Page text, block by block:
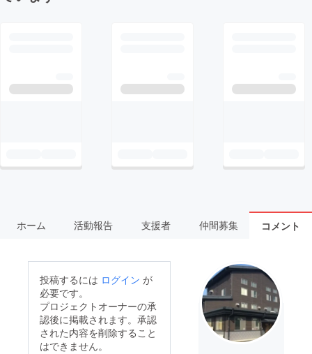
ホーム 活動報告 支援者 仲間募集 コメント
投稿するには ログイン が
必要です。
プロジェクトオーナーの承
認後に掲載されます。承認
された内容を削除すること
はできません。